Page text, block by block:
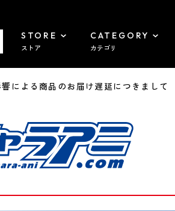
STORE
ストア
CATEGORY
カテゴリ
よる商品のお届け遅延につきまして